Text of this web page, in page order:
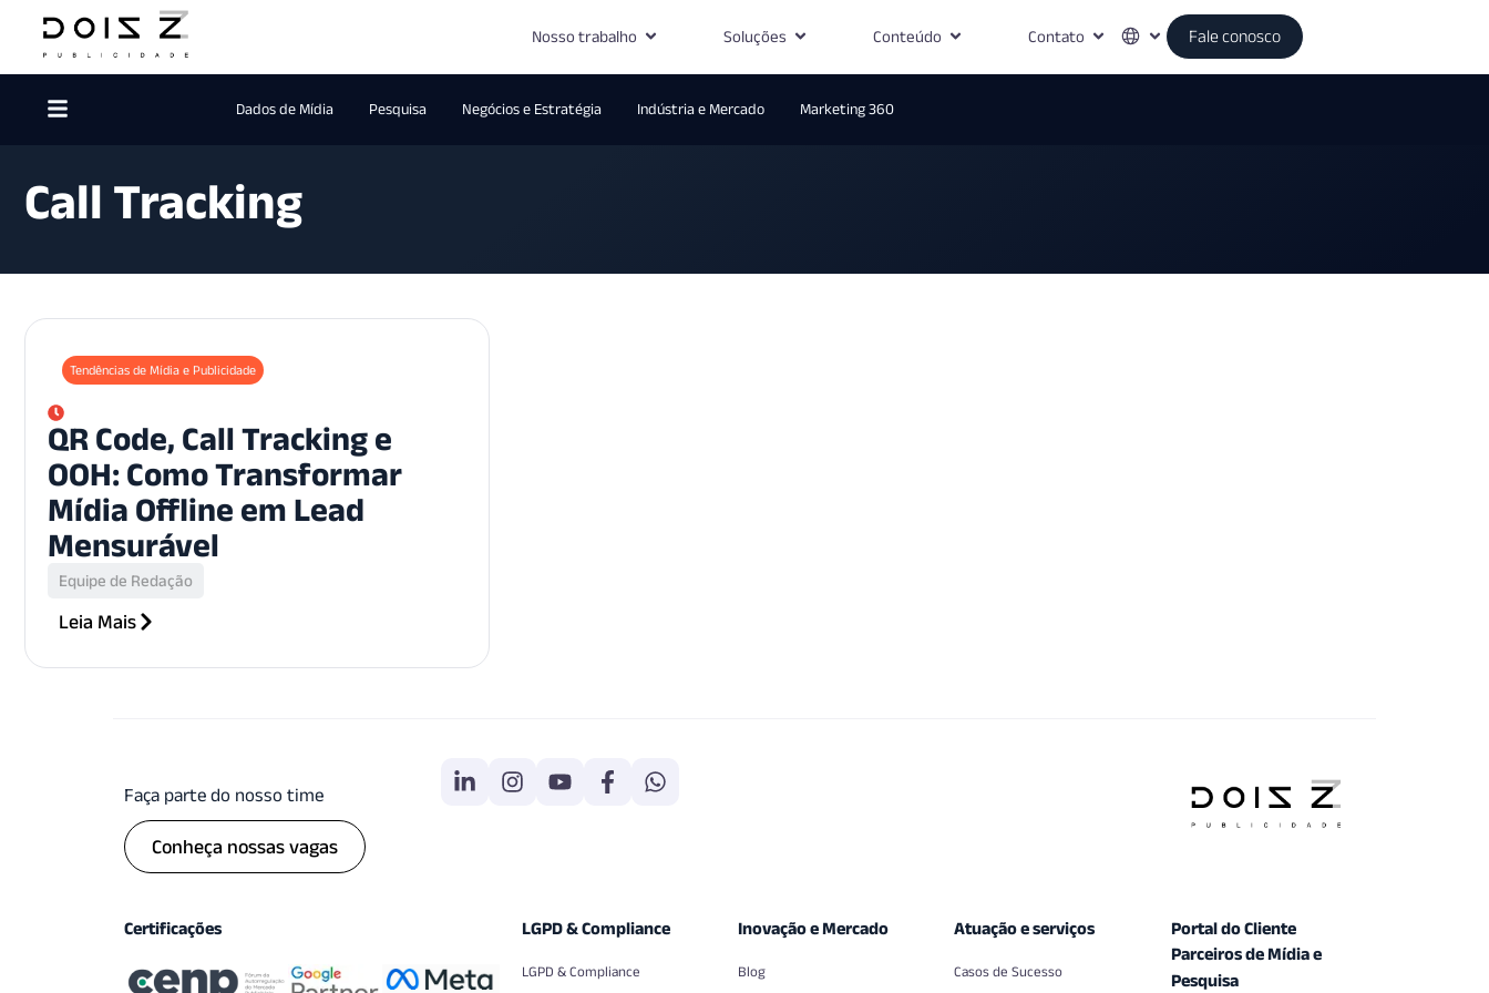
Nosso trabalho Soluções Conteúdo Contato Fale conosco
Dados de Mídia Pesquisa Negócios e Estratégia Indústria e Mercado Marketing 360
Call Tracking
Tendências de Mídia e Publicidade
QR Code, Call Tracking e
OOH: Como Transformar
Mídia Offline em Lead
Mensurável
Equipe de Redação
Leia Mais
Faça parte do nosso time
Conheça nossas vagas
Certificações LGPD & Compliance
LGPD & Compliance
Inovação e Mercado
Blog
Atuação e serviços
Casos de Sucesso
Portal do Cliente
Parceiros de Mídia e
Pesquisa